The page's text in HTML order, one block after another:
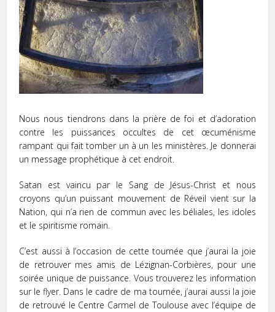
Nous nous tiendrons dans la prière de foi et d’adoration
contre les puissances occultes de cet œcuménisme
rampant qui fait tomber un à un les ministères. Je donnerai
un message prophétique à cet endroit.
Satan est vaincu par le Sang de Jésus-Christ et nous
croyons qu’un puissant mouvement de Réveil vient sur la
Nation, qui n’a rien de commun avec les béliales, les idoles
et le spiritisme romain.
C’est aussi à l’occasion de cette tournée que j’aurai la joie
de retrouver mes amis de Lézignan-Corbières, pour une
soirée unique de puissance. Vous trouverez les information
sur le flyer. Dans le cadre de ma tournée, j’aurai aussi la joie
de retrouvé le Centre Carmel de Toulouse avec l’équipe de